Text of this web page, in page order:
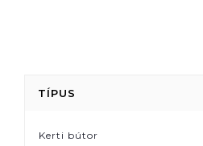
TÍPUS
Kerti bútor